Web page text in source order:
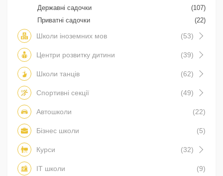
Державні садочки
(107)
Приватні садочки
(22)
Школи іноземних мов (53)
Центри розвитку дитини (39)
Школи танців (62)
Спортивні секції (49)
Автошколи (22)
Бізнес школи (5)
Курси (32)
IT школи (9)